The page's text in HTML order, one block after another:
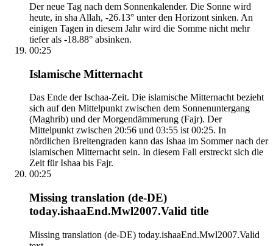
Der neue Tag nach dem Sonnenkalender. Die Sonne wird
heute, in sha Allah, -26.13° unter den Horizont sinken. An
einigen Tagen in diesem Jahr wird die Somme nicht mehr
tiefer als -18.88° absinken.
00:25
Islamische Mitternacht
Das Ende der Ischaa-Zeit. Die islamische Mitternacht bezieht
sich auf den Mittelpunkt zwischen dem Sonnenuntergang
(Maghrib) und der Morgendämmerung (Fajr). Der
Mittelpunkt zwischen 20:56 und 03:55 ist 00:25. In
nördlichen Breitengraden kann das Ishaa im Sommer nach der
islamischen Mitternacht sein. In diesem Fall erstreckt sich die
Zeit für Ishaa bis Fajr.
00:25
Missing translation (de-DE)
today.ishaaEnd.Mwl2007.Valid title
Missing translation (de-DE) today.ishaaEnd.Mwl2007.Valid